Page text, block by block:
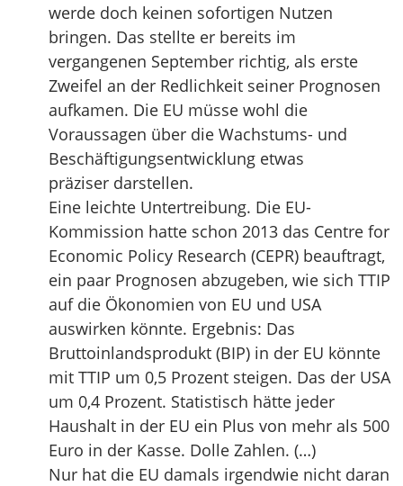
werde doch keinen sofortigen Nutzen
bringen. Das stellte er bereits im
vergangenen September richtig, als erste
Zweifel an der Redlichkeit seiner Prognosen
aufkamen. Die EU müsse wohl die
Voraussagen über die Wachstums- und
Beschäftigungsentwicklung etwas
präziser darstellen.
Eine leichte Untertreibung. Die EU-
Kommission hatte schon 2013 das Centre for
Economic Policy Research (CEPR) beauftragt,
ein paar Prognosen abzugeben, wie sich TTIP
auf die Ökonomien von EU und USA
auswirken könnte. Ergebnis: Das
Bruttoinlandsprodukt (BIP) in der EU könnte
mit TTIP um 0,5 Prozent steigen. Das der USA
um 0,4 Prozent. Statistisch hätte jeder
Haushalt in der EU ein Plus von mehr als 500
Euro in der Kasse. Dolle Zahlen. (…)
Nur hat die EU damals irgendwie nicht daran